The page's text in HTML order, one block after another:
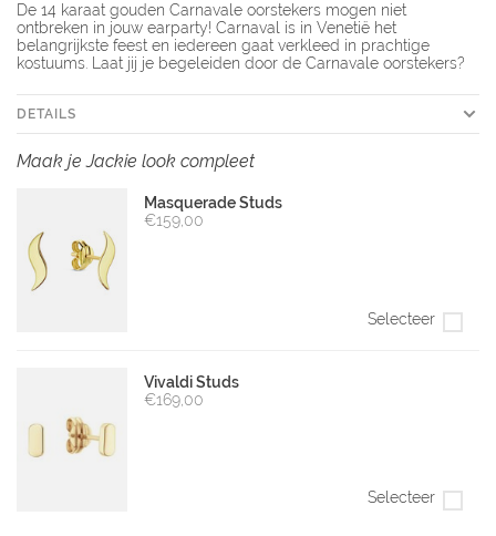
De 14 karaat gouden Carnavale oorstekers mogen niet
ontbreken in jouw earparty! Carnaval is in Venetië het
belangrijkste feest en iedereen gaat verkleed in prachtige
kostuums. Laat jij je begeleiden door de Carnavale oorstekers?
DETAILS
Maak je Jackie look compleet
Masquerade Studs
€159,00
Selecteer
Vivaldi Studs
€169,00
Selecteer